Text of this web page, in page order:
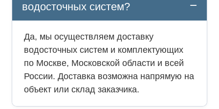
водосточных систем?
Да, мы осуществляем доставку
водосточных систем и комплектующих
по Москве, Московской области и всей
России. Доставка возможна напрямую на
объект или склад заказчика.